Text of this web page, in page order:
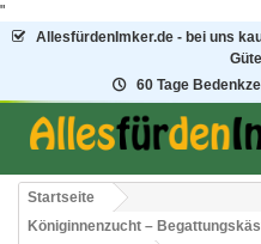
"
AllesfürdenImker.de - bei uns
60 Tage
Startseite
Königinnenzucht –